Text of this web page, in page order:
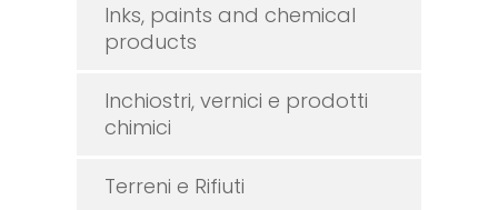
Inks, paints and chemical
products
Inchiostri, vernici e prodotti
chimici
Terreni e Rifiuti